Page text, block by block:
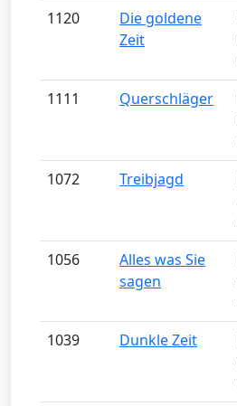
1120
Die goldene
Zeit
1111 Querschläger
1072 Treibjagd
1056
Alles was Sie
sagen
1039 Dunkle Zeit